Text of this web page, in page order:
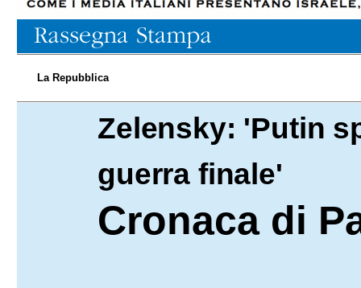
La Repubblica
Zelensky: 'Putin
guerra finale'
Cronaca di